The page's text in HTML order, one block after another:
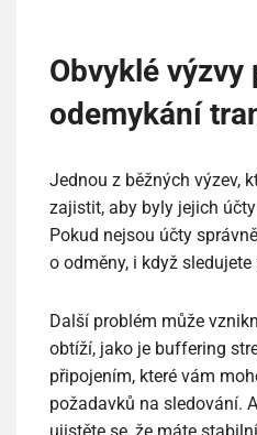
Obvyklé výzvy
odemykání
Jednou z běžných výzev,
zajistit, aby byly jejich
Pokud nejsou účty
o odměny, i když
Další problém může
obtíží, jako je buffering
připojením, které vám
požadavků na sledování.